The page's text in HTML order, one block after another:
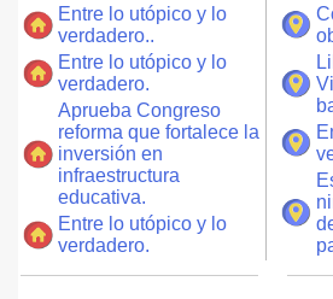
Entre lo utópico y lo
verdadero..
Entre lo utópico y lo
verdadero.
Aprueba Congreso
reforma que fortalece la
inversión en
infraestructura
educativa.
Entre lo utópico y lo
verdadero.